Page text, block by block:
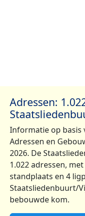
Adressen:
Informatie op basis
Adressen en
2026. De
1.022 adressen,
standplaats en 4
Staatsliedenbuurt/
bebouwde kom.